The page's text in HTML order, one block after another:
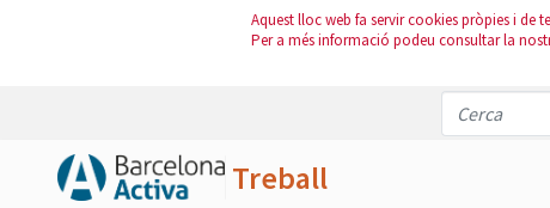
Aquest lloc web fa servir cookies pròpies i de
Per a més informació podeu consultar la
Treball